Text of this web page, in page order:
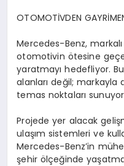
OTOMOTİVDEN GAYRİ
Mercedes-Benz, markal
otomotivin ötesine geç
yaratmayıhedefliyor.
alanlarıdeğil; markayla
temas noktaları
Projede yer alacak geliş
ulaşım sistemleri ve
Mercedes-Benz’in mü
şehir ölçeğinde yaş